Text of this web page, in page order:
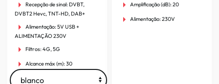
Recepção de sinal: DVBT,
DVBT2 Hevc, TNT-HD, DAB+
Alimentação: 5V USB +
ALIMENTAÇÃO 230V
Filtros: 4G, 5G
Alcance máx (m): 30
Amplificação (dB): 20
Alimentação: 230V